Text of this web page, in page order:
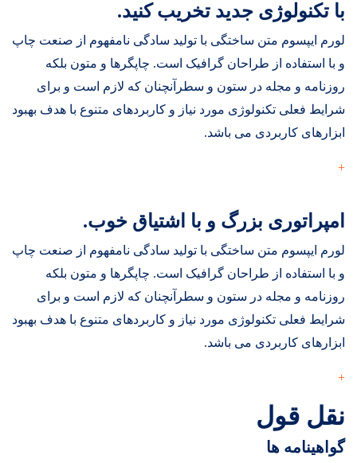
با تکنولوژی جدید تخریب کنید.
لورم ایپسوم متن ساختگی با تولید سادگی نامفهوم از صنعت چاپ
و با استفاده از طراحان گرافیک است. چاپگرها و متون بلکه
روزنامه و مجله در ستون و سطرآنچنان که لازم است و برای
شرایط فعلی تکنولوژی مورد نیاز و کاربردهای متنوع با هدف بهبود
ابزارهای کاربردی می باشد.
امپراتوری بزرگ و با اشتیاق خوب.
لورم ایپسوم متن ساختگی با تولید سادگی نامفهوم از صنعت چاپ
و با استفاده از طراحان گرافیک است. چاپگرها و متون بلکه
روزنامه و مجله در ستون و سطرآنچنان که لازم است و برای
شرایط فعلی تکنولوژی مورد نیاز و کاربردهای متنوع با هدف بهبود
ابزارهای کاربردی می باشد.
نقل قول
گواهینامه ها